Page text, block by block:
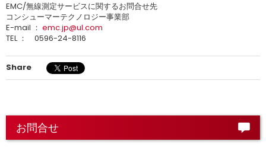
EMC/無線測定サービスに関するお問合せ先
コンシューマーテクノロジー事業部
E-mail ： emc.jp@ul.com
TEL ： 0596-24-8116
Share
お問合せ